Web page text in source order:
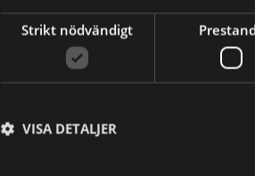
Strikt nödvändigt
VISA DETALJER